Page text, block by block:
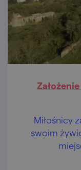
Miłośnicy
swoim